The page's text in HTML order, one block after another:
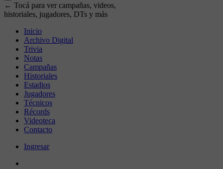
← Tocá para ver campañas, videos,
historiales, jugadores, DTs y más
Inicio
Archivo Digital
Trivia
Notas
Campañas
Historiales
Estadios
Jugadores
Técnicos
Récords
Videoteca
Contacto
Ingresar